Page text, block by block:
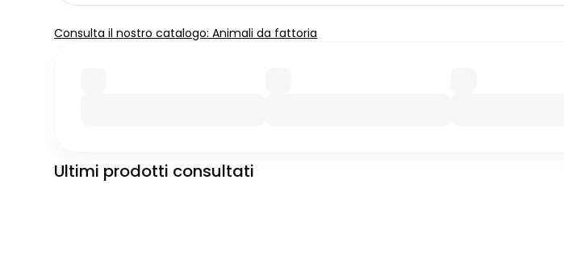
Consulta il nostro catalogo: Animali da fattoria
Ultimi prodotti consultati